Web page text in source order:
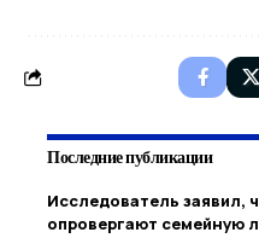
Последние публикации
Исследователь заявил,
опровергают семейную